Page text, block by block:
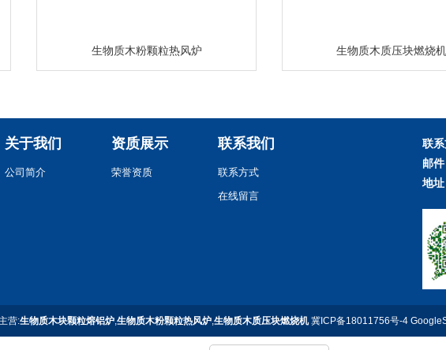
生物质木粉颗粒热风炉 生物质木质压块燃烧机
关于我们
公司简介
资质展示
荣誉资质
联系我们
联系方式
在线留言
联
邮件
地址
营:生物质木块颗粒熔铝炉,生物质木粉颗粒热风炉,生物质木质压块燃烧机 冀ICP备18011756号-4